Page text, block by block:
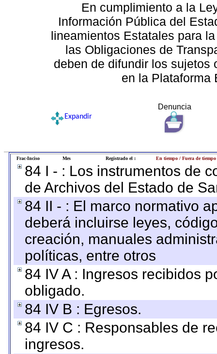
En cumplimiento a la
Información Pública del
lineamientos Estatales para
las Obligaciones de
deben de difundir los sujetos
en la Plataforma
Denuncia
Expandir
Frac-Inciso Mes Registrado el : En tiempo / Fuera de tiempo
84 I - : Los instrumentos de
de Archivos del Estado de
84 II - : El marco normativo
deberá incluirse leyes,
creación, manuales
políticas, entre otros
84 IV A : Ingresos recibidos
obligado.
84 IV B : Egresos.
84 IV C : Responsables de
ingresos.